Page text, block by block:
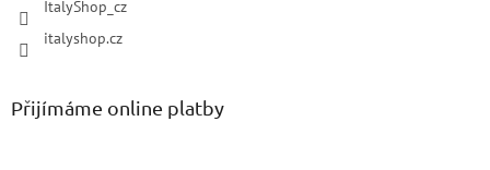
ItalyShop_cz
italyshop.cz
Přijímáme online platby